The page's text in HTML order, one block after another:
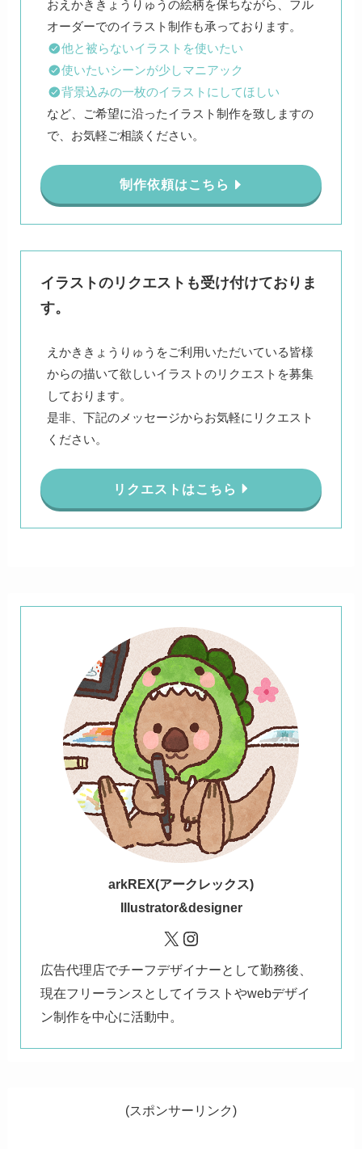
おえかききょうりゅうの絵柄を保ちながら、フル
他と被らないイラストを使いたい
使いたいシーンが少しマニアック
背景込みの一枚のイラストにしてほしい
など、ご希望に沿ったイラスト制作を致しますの
で、お気軽ご相談ください。
制作依頼はこちら
イラストのリクエストも受け付けておりま
す。
えかききょうりゅうをご利用いただいている皆様
からの描いて欲しいイラストのリクエストを募集
しております。
是非、下記のメッセージからお気軽にリクエスト
ください。
リクエストはこちら
arkREX(アークレックス)
Illustrator&designer
X Instagram
広告代理店でチーフデザイナーとして勤務後、
現在フリーランスとしてイラストやwebデザイ
ン制作を中心に活動中。
(スポンサーリンク)